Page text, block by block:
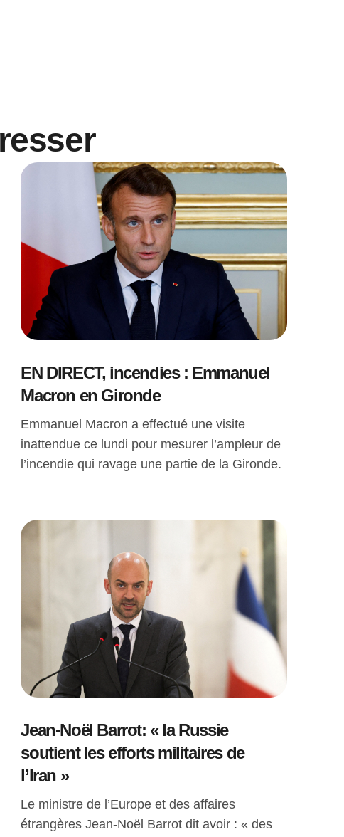
EN DIRECT, incendies : Emmanuel
Macron en Gironde
Emmanuel Macron a effectué une visite
inattendue ce lundi pour mesurer l’ampleur de
l’incendie qui ravage une partie de la Gironde.
Jean-Noël Barrot: « la Russie
soutient les efforts militaires de
l’Iran »
Le ministre de l’Europe et des affaires
étrangères Jean-Noël Barrot dit avoir : « des